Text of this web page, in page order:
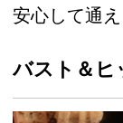
安心して通え
バスト＆ヒ